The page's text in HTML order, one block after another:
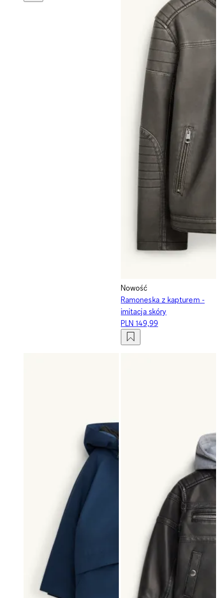
Nowość
Ramoneska z kapturem -
imitacja skóry
PLN 149,99